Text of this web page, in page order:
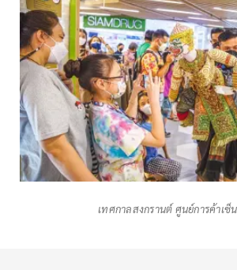
เทศกาลสงกรานต์ ศูนย์การค้าเซ็